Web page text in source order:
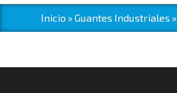
Inicio » Guantes Industriales »